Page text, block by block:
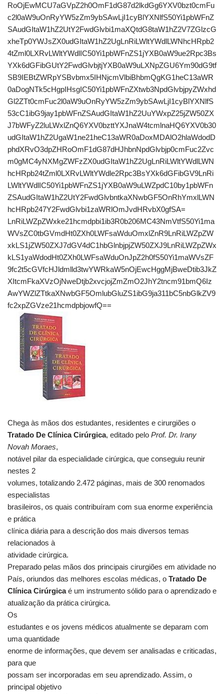
RoOjEwMCU7aGVpZ2h0OmF1dG87d2lkdGg6YXV0bzt0cmFu
c2l0aW9uOnRyYW5zZm9ybSAwLjI1cyBlYXNlfS50Yi1pbWFnZ
SAudGItaW1hZ2UtY2FwdGlvbi1maXQtdG8taW1hZ2V7ZGlzcG
xheTp0YWJsZX0udGItaW1hZ2UgLnRiLWltYWdlLWNhcHRpb2
4tZml0LXRvLWltYWdlIC50Yi1pbWFnZS1jYXB0aW9ue2Rpc3Bs
YXk6dGFibGUtY2FwdGlvbjtjYXB0aW9uLXNpZGU6Ym90dG9tf
SB9IEBtZWRpYSBvbmx5IHNjcmVlbiBhbmQgKG1heC13aWR
0aDogNTk5cHgpIHsgIC50Yi1pbWFnZXtwb3NpdGlvbjpyZWxhd
Gl2ZTt0cmFuc2l0aW9uOnRyYW5zZm9ybSAwLjI1cyBlYXNlfS
53cC1ibG9jay1pbWFnZSAudGItaW1hZ2UuYWxpZ25jZW50ZX
J7bWFyZ2luLWxlZnQ6YXV0bzttYXJnaW4tcmlnaHQ6YXV0b30
udGItaW1hZ2UgaW1ne21heC13aWR0aDoxMDAlO2hlaWdodD
phdXRvO3dpZHRoOmF1dG87dHJhbnNpdGlvbjp0cmFuc2Zvc
m0gMC4yNXMgZWFzZX0udGItaW1hZ2UgLnRiLWltYWdlLWN
hcHRpb24tZml0LXRvLWltYWdle2Rpc3BsYXk6dGFibGV9LnRi
LWltYWdlIC50Yi1pbWFnZS1jYXB0aW9uLWZpdC10by1pbWFn
ZSAudGItaW1hZ2UtY2FwdGlvbntkaXNwbGF5OnRhYmxlLWN
hcHRpb247Y2FwdGlvbi1zaWRlOmJvdHRvbX0gfSA=
LnRiLWZpZWxke21hcmdpbi1ib3R0b206MC43NmVtfS50Yi1ma
WVsZC0tbGVmdHt0ZXh0LWFsaWduOmxlZnR9LnRiLWZpZW
xkLS1jZW50ZXJ7dGV4dC1hbGlnbjpjZW50ZXJ9LnRiLWZpZWx
kLS1yaWdodHt0ZXh0LWFsaWduOnJpZ2h0fS50Yi1maWVsZF
9fc2t5cGVfcHJldmlld3twYWRkaW5nOjEwcHggMjBweDtib3JkZ
XItcmFkaXVzOjNweDtjb2xvcjojZmZmO2JhY2tncm91bmQ6Iz
AwYWZlZTtkaXNwbGF5OmlubGluZS1ibG9ja311bC5nbGlkZV9
fc2xpZGVze21hcmdpbjowfQ==
Chega às mãos dos estudantes, residentes e cirurgiões o
Tratado De Clínica Cirúrgica, editado pelo Prof. Dr. Irany
Novah Moraes,
notável pilar da especialidade cirúrgica, que conseguiu reunir
nestes 2
volumes, totalizando 2.472 páginas, mais de 300 renomados
especialistas
brasileiros, os quais contribuíram com sua enorme experiência
e prática
clínica diária para a descrição dos mais diversos temas
relacionados à
atividade cirúrgica.
Preparado pelas mãos dos principais cirurgiões em atividade no
País, oriundos das melhores escolas médicas, o Tratado De
Clínica Cirúrgicaé um instrumento sólido para o aprendizado e
atualização da prática cirúrgica.
Os
estudantes e os jovens médicos atualmente se deparam com
uma quantidade
enorme de informações, que devem ser analisadas e criticadas,
para que
possam ser incorporadas em seu aprendizado. Assim, o
principal objetivo